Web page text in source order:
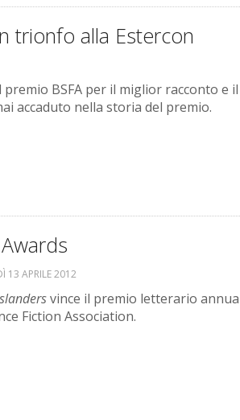
trionfo alla Estercon
BSFA per il miglior racconto e il
accaduto nella storia del premio.
13 APRILE 2012
vince il premio letterario
Fiction Association.